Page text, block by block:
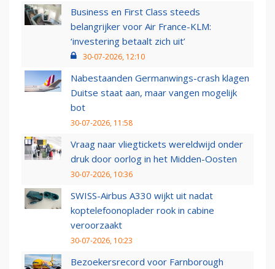
Business en First Class steeds
belangrijker voor Air France-KLM:
‘investering betaalt zich uit’
30-07-2026, 12:10
Nabestaanden Germanwings-crash klagen
Duitse staat aan, maar vangen mogelijk
bot
30-07-2026, 11:58
Vraag naar vliegtickets wereldwijd onder
druk door oorlog in het Midden-Oosten
30-07-2026, 10:36
SWISS-Airbus A330 wijkt uit nadat
koptelefoonoplader rook in cabine
veroorzaakt
30-07-2026, 10:23
Bezoekersrecord voor Farnborough